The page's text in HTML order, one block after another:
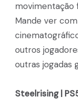
movimentação
Mande ver
outros
outras jogadas
Steelrising |